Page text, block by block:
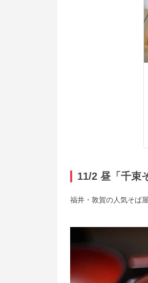
11/2 昼「千束
福井・敦賀の人気そば